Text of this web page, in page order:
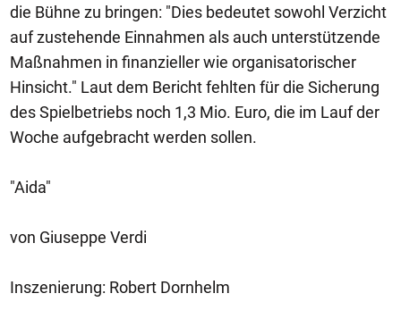
die Bühne zu bringen: "Dies bedeutet sowohl Verzicht
auf zustehende Einnahmen als auch unterstützende
Maßnahmen in finanzieller wie organisatorischer
Hinsicht." Laut dem Bericht fehlten für die Sicherung
des Spielbetriebs noch 1,3 Mio. Euro, die im Lauf der
Woche aufgebracht werden sollen.
"Aida"
von Giuseppe Verdi
Inszenierung: Robert Dornhelm